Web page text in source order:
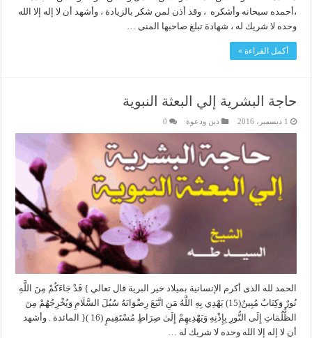
،أحمده سبحانه وأشكره ، وقد أذن لمن شكر بالزيادة ، وأشهد أن لا إله إلا الله
وحده لا شريك له ، شهادة تبلغ صاحبها المنى …
أكمل القراءة »
حاجة البشرية إلي البعثة النبوية
1 ديسمبر، 2016 دين ودعوة 0
الحمد لله الذى أكرم الإنسانية بميلاد خير البرية قال تعالي } قَدْ جَاءَكُمْ مِنَ اللَّهِ
نُورٌ وَكِتَابٌ مُبِينٌ(15) يَهْدِي بِهِ اللَّهُ مَنِ اتَّبَعَ رِضْوَانَهُ سُبُلَ السَّلَامِ وَيُخْرِجُهُمْ مِنَ
الظُّلُمَاتِ إِلَى النُّورِ بِإِذْنِهِ وَيَهْدِيهِمْ إِلَىٰ صِرَاطٍ مُسْتَقِيمٍ (16 ){ المائدة . وأشهد
أن لا إله إلا الله وحده لا شريك له …